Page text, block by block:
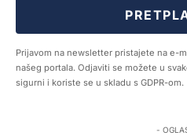
Prijavom na newsletter pristajete na e-
našeg portala. Odjaviti se možete u
sigurni i koriste se u skladu s GDPR-om.
-